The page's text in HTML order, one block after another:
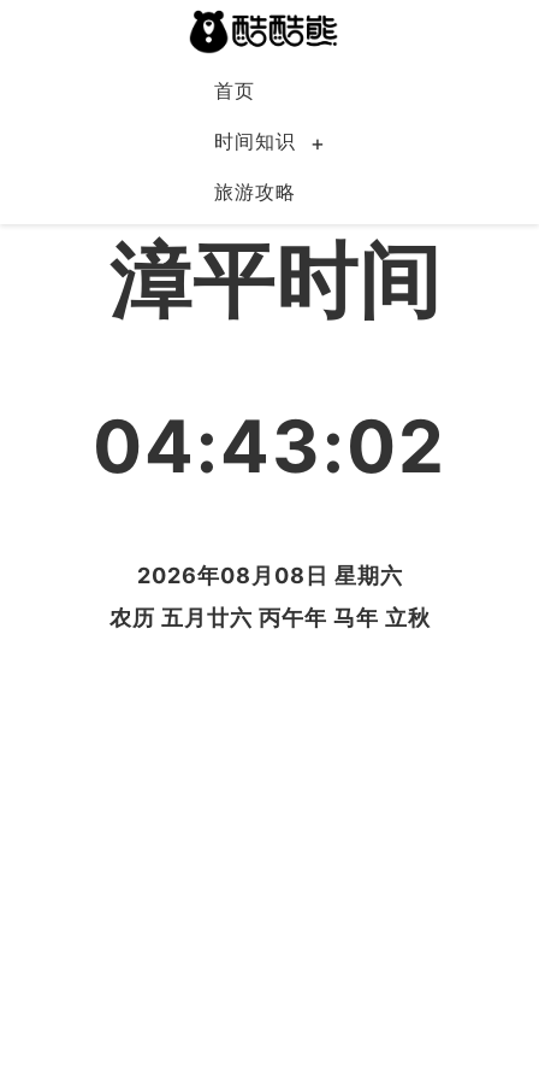
首页
时间知识
旅游攻略
中国
漳平时间
04:43:02
2026年08月08日 星期六
农历 五月廿六 丙午年 马年 立秋